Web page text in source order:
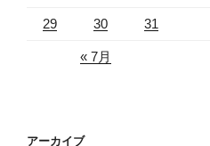
29 30 31
« 7月
アーカイブ